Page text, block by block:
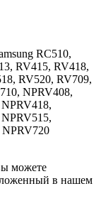
RC510,
RV415, RV418,
RV520, RV709,
NPRV408,
можете
в нашем